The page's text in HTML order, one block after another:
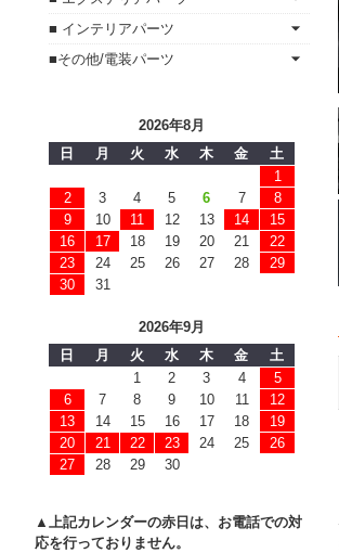
■ インテリアパーツ
■その他/電装パーツ
2026年8月
日
月 火 水 木 金
土
1
2
3 4 5 6 7
8
9
10 11 12 13 14
15
16
17 18 19 20 21
22
23
24 25 26 27 28
29
30
31
2026年9月
日
月 火 水 木 金
土
1
2 3 4
5
6
7 8 9 10 11
12
13
14 15 16 17 18
19
20
21 22 23 24 25
26
27
28 29 30
▲上記カレンダーの赤日は、お電話での対
応を行っておりません。